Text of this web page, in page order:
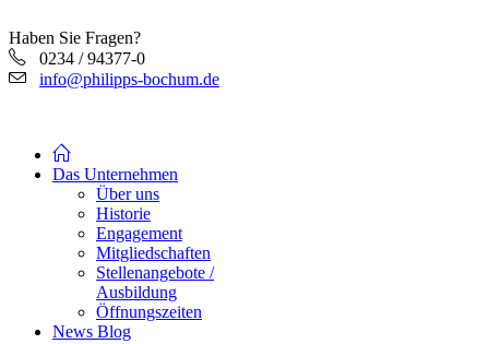
Haben Sie Fragen?
0234 / 94377-0
info@philipps-bochum.de
Das Unternehmen
Über uns
Historie
Engagement
Mitgliedschaften
Stellenangebote /
Ausbildung
Öffnungszeiten
News Blog